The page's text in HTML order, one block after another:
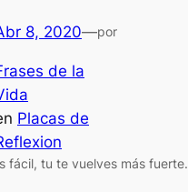
8, 2020—por
de la
Placas de
fácil, tu te vuelves más fuerte.